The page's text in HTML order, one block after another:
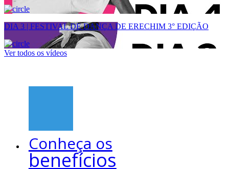
DIA 3 | FESTIVAL DE DANÇA DE ERECHIM 3° EDIÇÃO
Ver todos os vídeos
Conheça os
benefícios